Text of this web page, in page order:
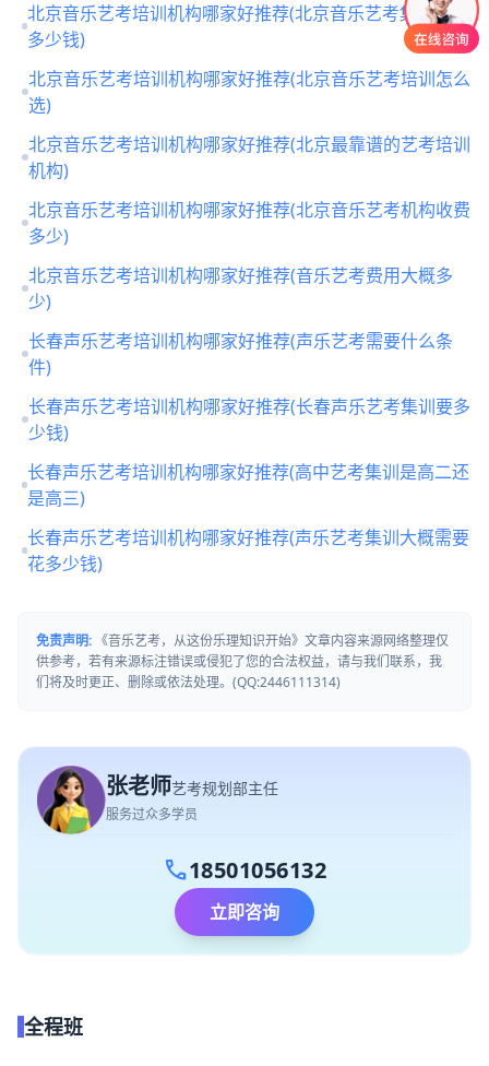
北京音乐艺考培训机构哪家好推荐(北京音乐艺考集训一般
多少钱)
北京音乐艺考培训机构哪家好推荐(北京音乐艺考培训怎么
选)
北京音乐艺考培训机构哪家好推荐(北京最靠谱的艺考培训
机构)
北京音乐艺考培训机构哪家好推荐(北京音乐艺考机构收费
多少)
北京音乐艺考培训机构哪家好推荐(音乐艺考费用大概多
少)
长春声乐艺考培训机构哪家好推荐(声乐艺考需要什么条
件)
长春声乐艺考培训机构哪家好推荐(长春声乐艺考集训要多
少钱)
长春声乐艺考培训机构哪家好推荐(高中艺考集训是高二还
是高三)
长春声乐艺考培训机构哪家好推荐(声乐艺考集训大概需要
花多少钱)
免责声明: 《音乐艺考，从这份乐理知识开始》文章内容来源网络整理仅
供参考，若有来源标注错误或侵犯了您的合法权益，请与我们联系，我
们将及时更正、删除或依法处理。(QQ:2446111314)
张老师艺考规划部主任
服务过众多学员
call18501056132
立即咨询
全程班